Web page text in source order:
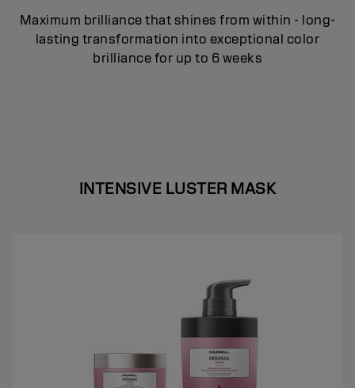
Maximum brilliance that shines from within - long-
lasting transformation into exceptional color
brilliance for up to 6 weeks
INTENSIVE LUSTER MASK